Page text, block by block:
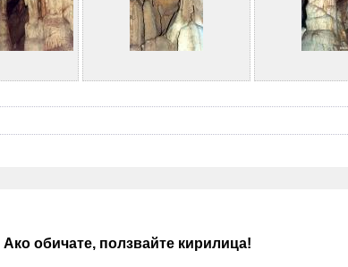
Ако обичате, ползвайте кирилица!